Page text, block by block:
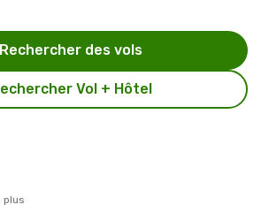
Vol + Hôtel
Rechercher des vols